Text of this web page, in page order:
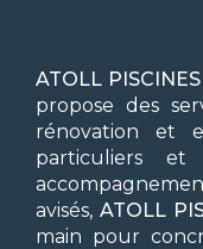
ATOLL PISCINES
propose des
rénovation et
particuliers et
avisés, ATOLL
main pour